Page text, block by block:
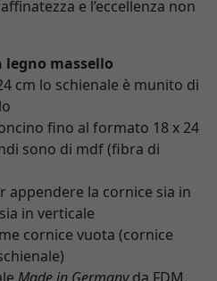
e l’eccellenza non
legno massello
cm lo schienale è munito di
fino al formato 18 x 24
sono di mdf (fibra di
appendere la cornice sia in
in verticale
cornice vuota (cornice